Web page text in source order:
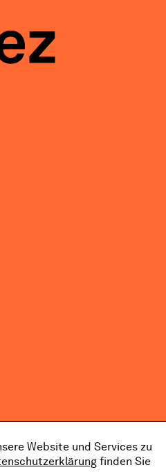
Website und Services zu
finden Sie